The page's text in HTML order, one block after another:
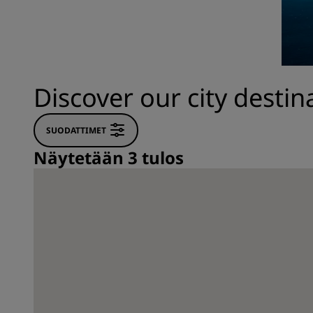
Discover our city
SUODATTIMET
Näytetään 3 tulos